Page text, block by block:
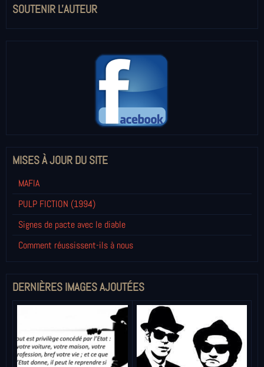
SOUTENIR L'AUTEUR
MISES À JOUR DU SITE
MAFIA
PULP FICTION (1994)
Signes de pacte avec le diable
Comment réussissent-ils à nous
DERNIÈRES IMAGES AJOUTÉES